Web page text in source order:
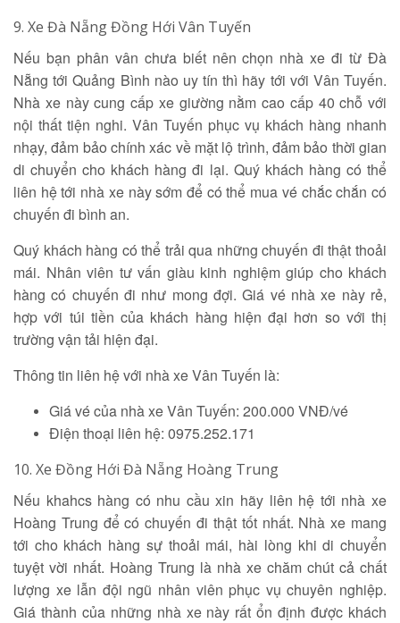
9. Xe Đà Nẵng Đồng Hới Vân Tuyến
Nếu bạn phân vân chưa biết nên chọn nhà xe đi từ Đà
Nẵng tới Quảng Bình nào uy tín thì hãy tới với Vân Tuyến.
Nhà xe này cung cấp xe giường nằm cao cấp 40 chỗ với
nội thất tiện nghi. Vân Tuyến phục vụ khách hàng nhanh
nhạy, đảm bảo chính xác về mặt lộ trình, đảm bảo thời gian
di chuyển cho khách hàng đi lại. Quý khách hàng có thể
liên hệ tới nhà xe này sớm để có thể mua vé chắc chắn có
chuyến đi bình an.
Quý khách hàng có thể trải qua những chuyến đi thật thoải
mái. Nhân viên tư vấn giàu kinh nghiệm giúp cho khách
hàng có chuyến đi như mong đợi. Giá vé nhà xe này rẻ,
hợp với túi tiền của khách hàng hiện đại hơn so với thị
trường vận tải hiện đại.
Thông tin liên hệ với nhà xe Vân Tuyến là:
Giá vé của nhà xe Vân Tuyến: 200.000 VNĐ/vé
Điện thoại liên hệ: 0975.252.171
10. Xe Đồng Hới Đà Nẵng Hoàng Trung
Nếu khahcs hàng có nhu cầu xin hãy liên hệ tới nhà xe
Hoàng Trung để có chuyến đi thật tốt nhất. Nhà xe mang
tới cho khách hàng sự thoải mái, hài lòng khi di chuyển
tuyệt vời nhất. Hoàng Trung là nhà xe chăm chút cả chất
lượng xe lẫn đội ngũ nhân viên phục vụ chuyên nghiệp.
Giá thành của những nhà xe này rất ổn định được khách